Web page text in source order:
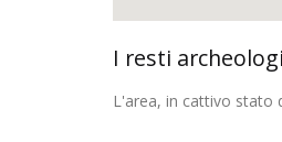
I resti
L'area, in cattivo stato